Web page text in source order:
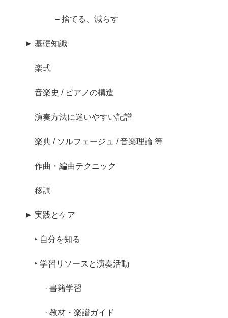
– 捨てる、減らす
► 基礎知識
楽式
音楽史 / ピアノの構造
演奏方法に迷いやすい記譜
楽典 / ソルフェージュ / 音楽理論 等
作曲・編曲テクニック
移調
► 実践とケア
‣ 自分を知る
‣ 学習リソースと演奏活動
· 書籍学習
· 教材・楽譜ガイド